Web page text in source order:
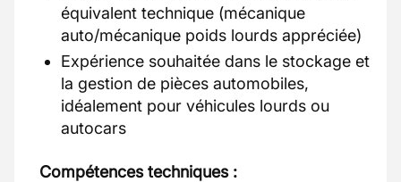
équivalent technique (mécanique
auto/mécanique poids lourds appréciée)
Expérience souhaitée dans le stockage et
la gestion de pièces automobiles,
idéalement pour véhicules lourds ou
autocars
Compétences techniques :